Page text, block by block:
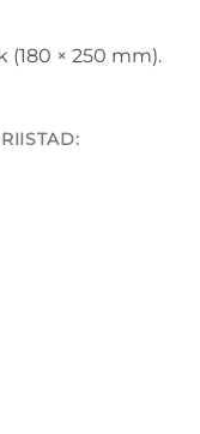
(180 × 250 mm).